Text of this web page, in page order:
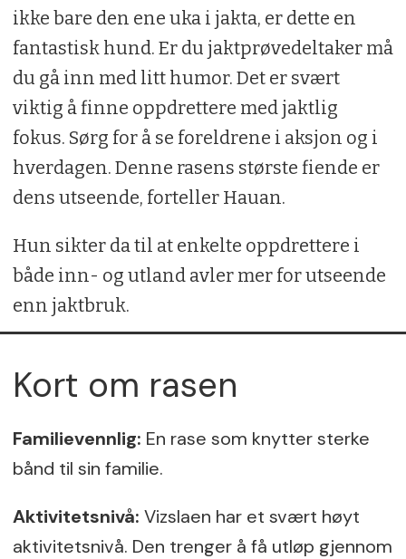
ikke bare den ene uka i jakta, er dette en
fantastisk hund. Er du jaktprøvedeltaker må
du gå inn med litt humor. Det er svært
viktig å finne oppdrettere med jaktlig
fokus. Sørg for å se foreldrene i aksjon og i
hverdagen. Denne rasens største fiende er
dens utseende, forteller Hauan.
Hun sikter da til at enkelte oppdrettere i
både inn- og utland avler mer for utseende
enn jaktbruk.
Kort om rasen
Familievennlig: En rase som knytter sterke
bånd til sin familie.
Aktivitetsnivå: Vizslaen har et svært høyt
aktivitetsnivå. Den trenger å få utløp gjennom